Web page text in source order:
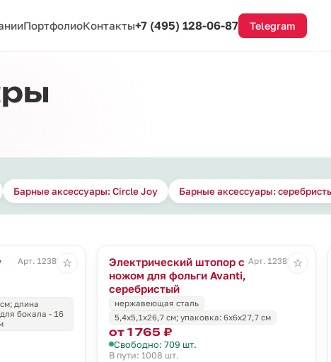
ПортфолиоКонтакты+7 (495) 128-06-87 Telegram
Барные аксессуары: Circle Joy Барные аксессуары:
Арт. 12382.11
длина
бокала - 16
☆
Электрический штопор с
ножом для фольги Avanti,
серебристый
Арт. 12383.11
нержавеющая сталь
5,4х5,1х26,7 см; упаковка: 6x6x27,7 см
от 1 765 ₽
Свободно: 709 шт.
В пути: 1008 шт.
☆